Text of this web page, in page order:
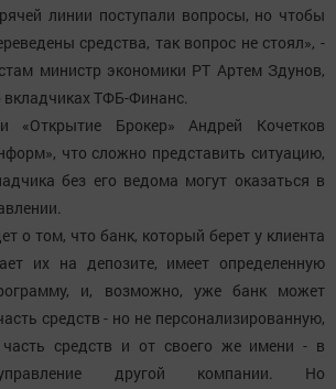
линии поступали вопросы, но чтобы
средства, так вопрос не стоял», -
министр экономики РТ Артем Здунов,
вкладчиках ТФБ-Финанс.
«Открытие Брокер» Андрей Кочетков
что сложно представить ситуацию,
без его ведома могут оказаться в
о том, что банк, который берет у клиента
их на депозите, имеет определенную
и, возможно, уже банк может
средств - но не персонализированную,
средств и от своего же имени - в
другой компании. Но